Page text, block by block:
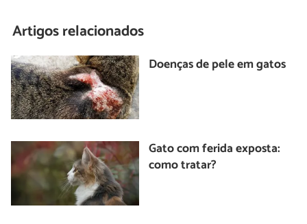
Artigos relacionados
Doenças de pele em gatos
Gato com ferida exposta:
como tratar?